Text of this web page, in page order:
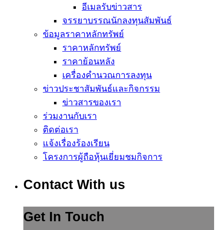
อีเมลรับข่าวสาร
จรรยาบรรณนักลงทุนสัมพันธ์
ข้อมูลราคาหลักทรัพย์
ราคาหลักทรัพย์
ราคาย้อนหลัง
เครื่องคำนวณการลงทุน
ข่าวประชาสัมพันธ์และกิจกรรม
ข่าวสารของเรา
ร่วมงานกับเรา
ติดต่อเรา
แจ้งเรื่องร้องเรียน
โครงการผู้ถือหุ้นเยี่ยมชมกิจการ
Contact With us
Get In Touch